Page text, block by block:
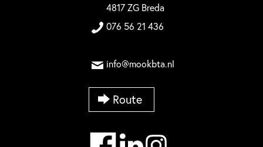
4817 ZG Breda
076 56 21 436
info@mookbta.nl
Route